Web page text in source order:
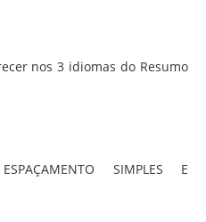
nos 3 idiomas do Resumo
SIMPLES E